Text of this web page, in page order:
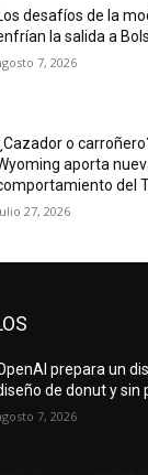
desafíos de la
la salida a
7, 2026
o
aporta
del
27, 2026
prepara un
de donut y sin
7, 2026